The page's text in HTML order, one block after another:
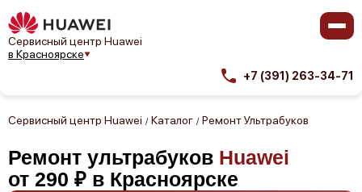
Сервисный центр Huawei
в Красноярске
+7 (391) 263-34-71
Сервисный центр Huawei / Каталог / Ремонт Ультрабуков
Ремонт ультрабуков Huawei
от 290 ₽ в Красноярске